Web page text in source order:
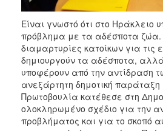
Είναι γνωστό ότι στο Ηράκλειο
πρόβλημα με τα αδέσποτα ζώα.
διαμαρτυρίες κατοίκων για τις
δημιουργούν τα αδέσποτα,
υποφέρουν από την αντίδραση
ανεξάρτητη δημοτική
Πρωτοβουλία κατέθεσε στη
ολοκληρωμένο σχέδιο για την
προβλήματος και για το σκοπό